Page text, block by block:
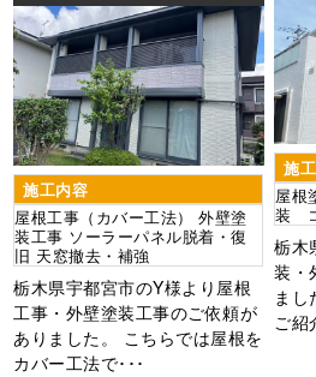
施工内容
屋根工事（カバー工法） 外壁塗
装工事 ソーラーパネル脱着・復
旧 天窓撤去・補強
栃木県宇都宮市のY様より屋根
工事・外壁塗装工事のご依頼が
ありました。 こちらでは屋根を
カバー工法で･･･
施
屋
装
栃木
装・
まし
ご紹